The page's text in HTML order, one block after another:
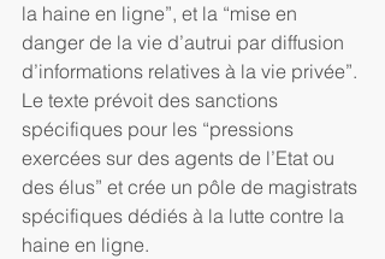
la haine en ligne”, et la “mise en
danger de la vie d’autrui par diffusion
d’informations relatives à la vie privée”.
Le texte prévoit des sanctions
spécifiques pour les “pressions
exercées sur des agents de l’Etat ou
des élus” et crée un pôle de magistrats
spécifiques dédiés à la lutte contre la
haine en ligne.